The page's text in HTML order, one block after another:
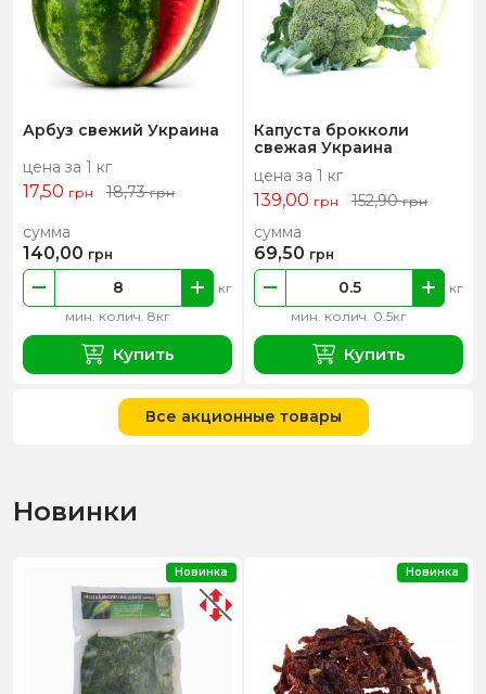
Арбуз свежий Украина
цена за 1 кг
17,50 грн 18,73грн
мин. колич. 8кг
кг
сумма
140,00 грн
Купить
Капуста брокколи
свежая Украина
цена за 1 кг
139,00 грн 152,90грн
мин. колич. 0.5кг
кг
сумма
69,50 грн
Купить
Все акционные товары
Новинки
Новинка Новинка